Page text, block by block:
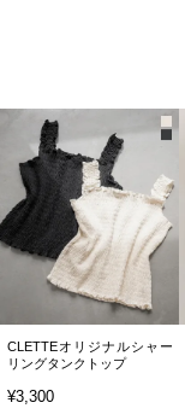
CLETTEオリジナルシャー
リングタンクトップ
¥3,300